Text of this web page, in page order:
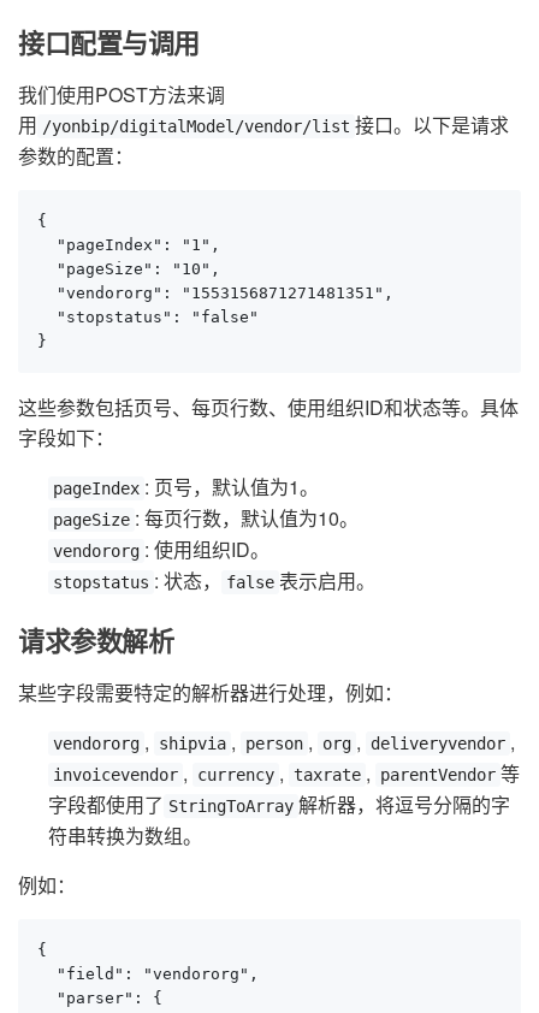
接口配置与调用
我们使用POST方法来调
用 /yonbip/digitalModel/vendor/list 接口。以下是请求
参数的配置：
{
  "pageIndex": "1",
  "pageSize": "10",
  "vendororg": "1553156871271481351",
  "stopstatus": "false"
}
这些参数包括页号、每页行数、使用组织ID和状态等。具体
字段如下：
pageIndex : 页号，默认值为1。
pageSize : 每页行数，默认值为10。
vendororg : 使用组织ID。
stopstatus : 状态， false 表示启用。
请求参数解析
某些字段需要特定的解析器进行处理，例如：
vendororg , shipvia , person , org , deliveryvendor ,
invoicevendor , currency , taxrate , parentVendor 等
字段都使用了 StringToArray 解析器，将逗号分隔的字
符串转换为数组。
例如：
{
  "field": "vendororg",
  "parser": {